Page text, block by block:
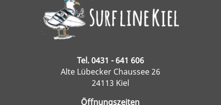
Tel. 0431 - 641 606
Alte Lübecker Chaussee 26
24113 Kiel
Öffnungszeiten